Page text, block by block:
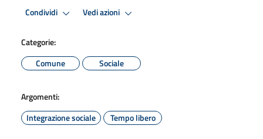
Condividi Vedi azioni
Categorie:
Comune
Sociale
Argomenti:
Integrazione sociale
Tempo libero